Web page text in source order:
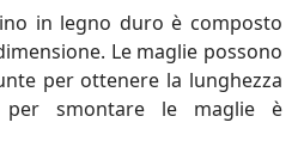
in legno duro è composto
Le maglie possono
per ottenere la lunghezza
per smontare le maglie è